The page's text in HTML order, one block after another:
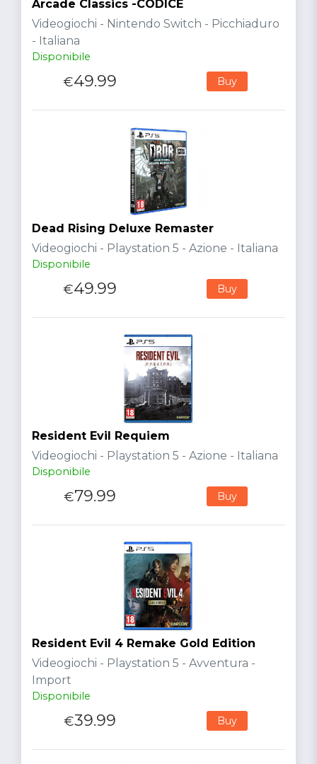
Arcade Classics -CODICE
Videogiochi - Nintendo Switch - Picchiaduro
- Italiana
Disponibile
€49.99 Buy
Dead Rising Deluxe Remaster
Videogiochi - Playstation 5 - Azione - Italiana
Disponibile
€49.99 Buy
Resident Evil Requiem
Videogiochi - Playstation 5 - Azione - Italiana
Disponibile
€79.99 Buy
Resident Evil 4 Remake Gold Edition
Videogiochi - Playstation 5 - Avventura -
Import
Disponibile
€39.99 Buy